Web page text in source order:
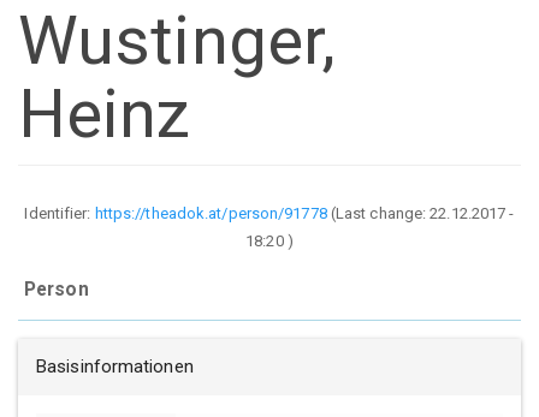
Wustinger,
Heinz
Identifier: https://theadok.at/person/91778(Last change:22.12.2017 -
18:20)
Person
Basisinformationen